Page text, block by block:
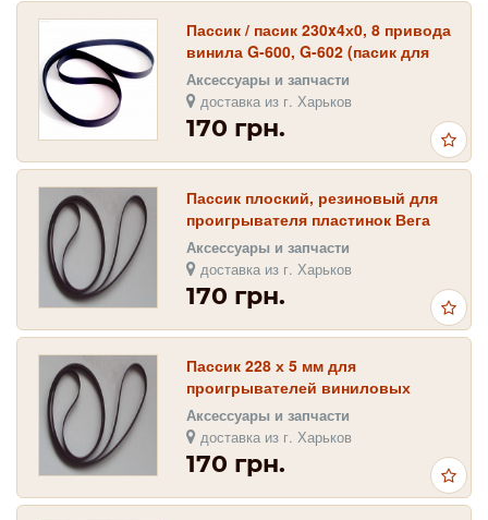
Пассик / пасик 230x4х0, 8 привода
винила G-600, G-602 (пасик для
Веги)
Аксессуары и запчасти
доставка из г. Харьков
170 грн.
Пассик плоский, резиновый для
проигрывателя пластинок Вега
106 пасик пасік
Аксессуары и запчасти
доставка из г. Харьков
170 грн.
Пассик 228 х 5 мм для
проигрывателей виниловых
пластинок Вега ( Unitra G-600С _
G-602 )
Аксессуары и запчасти
доставка из г. Харьков
170 грн.